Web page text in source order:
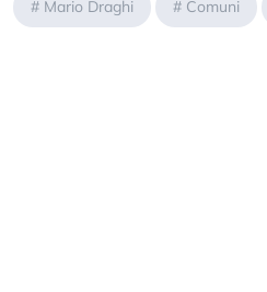
# Mario Draghi # Comuni